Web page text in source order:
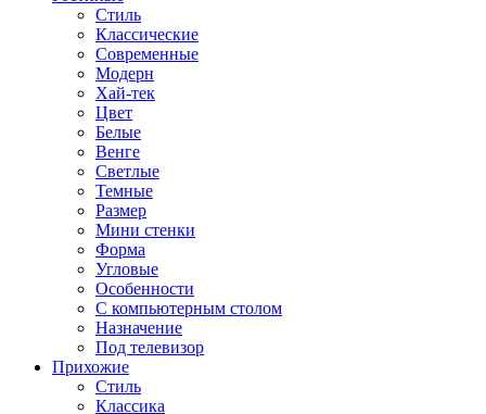
Стиль
Классические
Современные
Модерн
Хай-тек
Цвет
Белые
Венге
Светлые
Темные
Размер
Мини стенки
Форма
Угловые
Особенности
С компьютерным столом
Назначение
Под телевизор
Прихожие
Стиль
Классика